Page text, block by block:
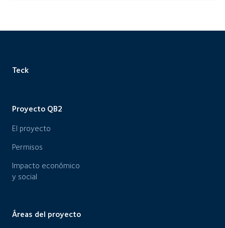
Teck
Proyecto QB2
El proyecto
Permisos
Impacto económico
y social
Áreas del proyecto